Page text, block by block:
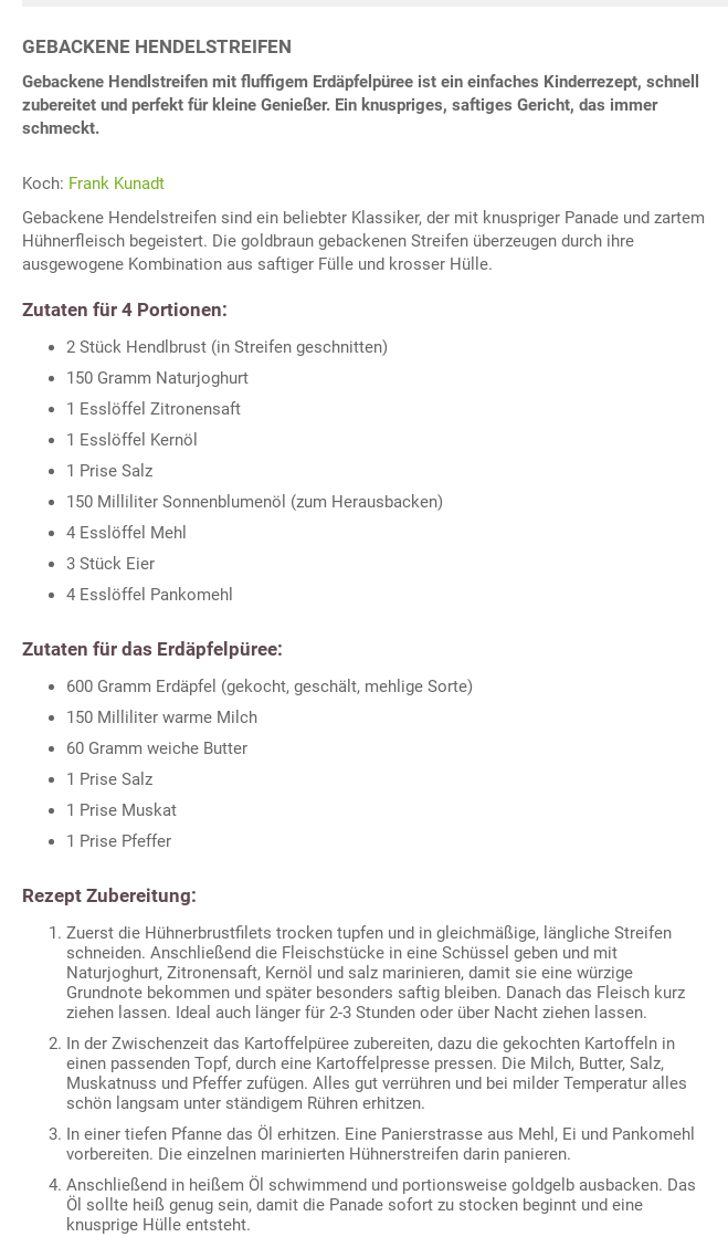
GEBACKENE HENDELSTREIFEN
Gebackene Hendlstreifen mit fluffigem Erdäpfelpüree ist ein einfaches Kinderrezept, schnell
zubereitet und perfekt für kleine Genießer. Ein knuspriges, saftiges Gericht, das immer
schmeckt.
Koch: Frank Kunadt
Gebackene Hendelstreifen sind ein beliebter Klassiker, der mit knuspriger Panade und zartem
Hühnerfleisch begeistert. Die goldbraun gebackenen Streifen überzeugen durch ihre
ausgewogene Kombination aus saftiger Fülle und krosser Hülle.
Zutaten für 4 Portionen:
2 Stück Hendlbrust (in Streifen geschnitten)
150 Gramm Naturjoghurt
1 Esslöffel Zitronensaft
1 Esslöffel Kernöl
1 Prise Salz
150 Milliliter Sonnenblumenöl (zum Herausbacken)
4 Esslöffel Mehl
3 Stück Eier
4 Esslöffel Pankomehl
Zutaten für das Erdäpfelpüree:
600 Gramm Erdäpfel (gekocht, geschält, mehlige Sorte)
150 Milliliter warme Milch
60 Gramm weiche Butter
1 Prise Salz
1 Prise Muskat
1 Prise Pfeffer
Rezept Zubereitung:
Zuerst die Hühnerbrustfilets trocken tupfen und in gleichmäßige, längliche Streifen
schneiden. Anschließend die Fleischstücke in eine Schüssel geben und mit
Naturjoghurt, Zitronensaft, Kernöl und salz marinieren, damit sie eine würzige
Grundnote bekommen und später besonders saftig bleiben. Danach das Fleisch kurz
ziehen lassen. Ideal auch länger für 2-3 Stunden oder über Nacht ziehen lassen.
In der Zwischenzeit das Kartoffelpüree zubereiten, dazu die gekochten Kartoffeln in
einen passenden Topf, durch eine Kartoffelpresse pressen. Die Milch, Butter, Salz,
Muskatnuss und Pfeffer zufügen. Alles gut verrühren und bei milder Temperatur alles
schön langsam unter ständigem Rühren erhitzen.
In einer tiefen Pfanne das Öl erhitzen. Eine Panierstrasse aus Mehl, Ei und Pankomehl
vorbereiten. Die einzelnen marinierten Hühnerstreifen darin panieren.
Anschließend in heißem Öl schwimmend und portionsweise goldgelb ausbacken. Das
Öl sollte heiß genug sein, damit die Panade sofort zu stocken beginnt und eine
knusprige Hülle entsteht.